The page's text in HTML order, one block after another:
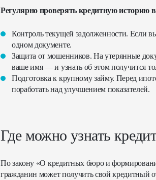
Регулярно проверять кредитную историю
Контроль текущей задолженности. Если
одном документе.
Защита от мошенников. На утерянные
ваше имя — и узнать об этом получится
Подготовка к крупному займу. Перед
поработать над улучшением показателей.
Где можно узнать
По закону «О кредитных бюро и
гражданин может получить свой кредитный